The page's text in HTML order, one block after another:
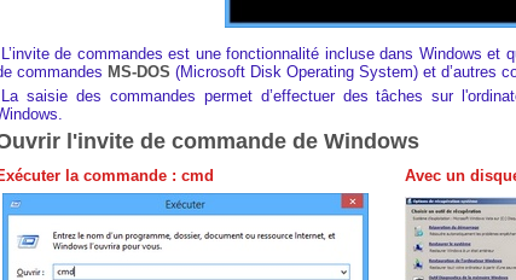
L’invite de commandes est une fonctionnalité incluse dans Windows et
commandes MS-DOS (Microsoft Disk Operating System) et d’autres
La saisie des commandes permet d’effectuer des tâches sur
l'invite de commande de Windows
la commande : cmd Avec un